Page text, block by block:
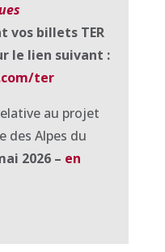
vos billets TER
le lien suivant :
ter
au projet
des Alpes du
2026 – en